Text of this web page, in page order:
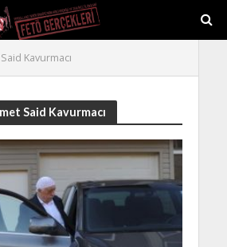
Kavurmacı
Said Kavurmacı